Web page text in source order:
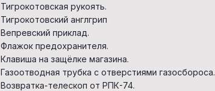
Тигрокотовская рукоять.
Тигрокотовский англгрип
Вепревский приклад.
Флажок предохранителя.
Клавиша на защёлке магазина.
Газоотводная трубка с отверстиями газосбороса.
Возвратка-телескоп от РПК-74.